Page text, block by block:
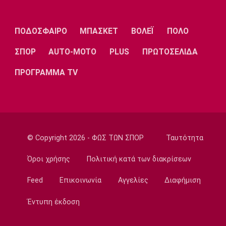
Ποδόσφαιρο - Διεθνή
Μπαρτσελόνα: Κατέθεσε πρόταση στη
23:34
έλλειψη ρυθμού
Ποδόσφαιρο - Διεθνή
Συνεχίζει στο MLS ο Σέρχι Ρομπέρτο
Στίβος
την Ραφαηλίδου στον τελικό της
ΠΟΔΟΣΦΑΙΡΟ ΜΠΑΣΚΕΤ ΒΟΛΕΪ ΠΟΛΟ
ΣΠΟΡ AUTO-MOTO PLUS ΠΡΩΤΟΣΕΛΙΔΑ
ΠΡΟΓΡΑΜΜΑ TV
© Copyright 2026 - ΦΩΣ ΤΩΝ ΣΠΟΡ Ταυτότητα
Όροι χρήσης Πολιτική κατά των διακρίσεων
Feed Επικοινωνία Αγγελίες Διαφήμιση
Έντυπη έκδοση